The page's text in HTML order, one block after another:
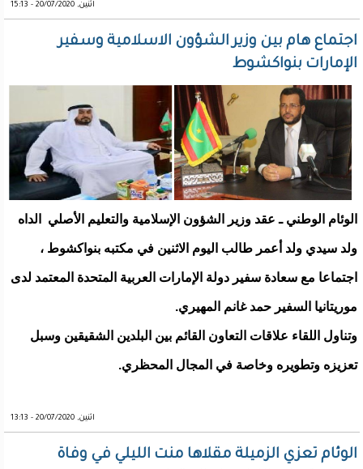
اثنين, 20/07/2020 - 15:13
اجتماع هام بين وزير الشؤون الاسلامية وسفير
الإمارات بنواكشوط
الوئام الوطني ـ عقد وزير الشؤون الإسلامية والتعليم الأصلي الداه
ولد سيدي ولد أعمر طالب اليوم الاثنين في مكتبه بنواكشوط ،
اجتماعا مع سعادة سفير دولة الإمارات العربية المتحدة المعتمد لدى
موريتانيا السفير حمد غانم المهيري.
وتناول اللقاء علاقات التعاون القائم بين البلدين الشقيقين وسبل
تعزيزه وتطويره وخاصة في المجال المحظري.
اثنين, 20/07/2020 - 13:13
الوئام تعزي الزميلة مقلاها منت الليلي في وفاة